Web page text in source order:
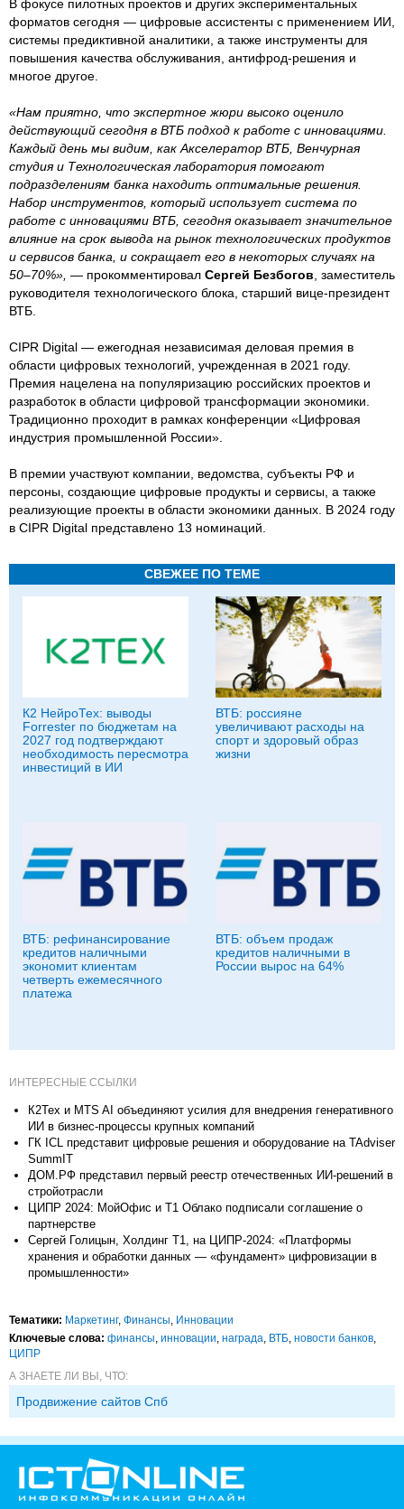
В фокусе пилотных проектов и других экспериментальных
форматов сегодня — цифровые ассистенты с применением ИИ,
системы предиктивной аналитики, а также инструменты для
повышения качества обслуживания, антифрод-решения и
многое другое.
«Нам приятно, что экспертное жюри высоко оценило
действующий сегодня в ВТБ подход к работе с инновациями.
Каждый день мы видим, как Акселератор ВТБ, Венчурная
студия и Технологическая лаборатория помогают
подразделениям банка находить оптимальные решения.
Набор инструментов, который использует система по
работе с инновациями ВТБ, сегодня оказывает значительное
влияние на срок вывода на рынок технологических продуктов
и сервисов банка, и сокращает его в некоторых случаях на
50–70%», — прокомментировал Сергей Безбогов , заместитель
руководителя технологического блока, старший вице-президент
ВТБ.
CIPR Digital — ежегодная независимая деловая премия в
области цифровых технологий, учрежденная в 2021 году.
Премия нацелена на популяризацию российских проектов и
разработок в области цифровой трансформации экономики.
Традиционно проходит в рамках конференции «Цифровая
индустрия промышленной России».
В премии участвуют компании, ведомства, субъекты РФ и
персоны, создающие цифровые продукты и сервисы, а также
реализующие проекты в области экономики данных. В 2024 году
в CIPR Digital представлено 13 номинаций.
СВЕЖЕЕ ПО ТЕМЕ
К2 НейроТех: выводы
Forrester по бюджетам на
2027 год подтверждают
необходимость пересмотра
инвестиций в ИИ
ВТБ: россияне
увеличивают расходы на
спорт и здоровый образ
жизни
ВТБ: рефинансирование
кредитов наличными
экономит клиентам
четверть ежемесячного
платежа
ВТБ: объем продаж
кредитов наличными в
России вырос на 64%
ИНТЕРЕСНЫЕ ССЫЛКИ
К2Тех и MTS AI объединяют усилия для внедрения генеративного
ИИ в бизнес-процессы крупных компаний
ГК ICL представит цифровые решения и оборудование на TAdviser
SummIT
ДОМ.РФ представил первый реестр отечественных ИИ-решений в
стройотрасли
ЦИПР 2024: МойОфис и T1 Облако подписали соглашение о
партнерстве
Сергей Голицын, Холдинг Т1, на ЦИПР-2024: «Платформы
хранения и обработки данных — «фундамент» цифровизации в
промышленности»
Тематики: Маркетинг, Финансы, Инновации
Ключевые слова: финансы, инновации, награда, ВТБ, новости банков,
ЦИПР
А ЗНАЕТЕ ЛИ ВЫ, ЧТО:
Продвижение сайтов Спб